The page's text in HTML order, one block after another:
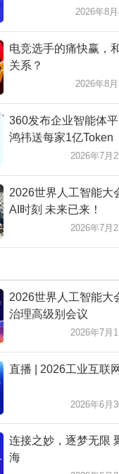
2026年8
电竞选手的痛快赢，
关系？
2026年8
360发布企业智能体平
鸿祎送每家1亿Token
2026年7月
2026世界人工智能大
AI时刻 未来已来！
2026年7月
2026世界人工智能大
治理高级别会议
2026年7月
直播 | 2026工业互联
2026年6月
连接之妙，逐梦无限 聚焦2026 MWC上
海